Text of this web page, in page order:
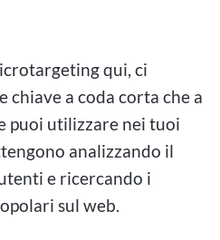
qui, ci
chiave a coda corta che a
puoi utilizzare nei tuoi
analizzando il
e ricercando i
sul web.